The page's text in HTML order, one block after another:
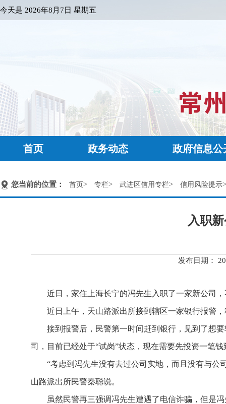
今天是 2026年8月7日 星期五
首页 政务动态 政府信息公
您当前的位置： 首页> 专栏> 武进区信用专栏> 信用风险提示
入职
发布日期：
近日，家住上海长宁的冯先生入职了一家新公司
近日上午，天山路派出所接到辖区一家银行报警
接到报警后，民警第一时间赶到银行，见到了想
司，目前已经处于“试岗”状态，现在需要先投资一笔
“考虑到冯先生没有去过公司实地，而且没有与公
山路派出所民警秦聪说。
虽然民警再三强调冯先生遭遇了电信诈骗，但是